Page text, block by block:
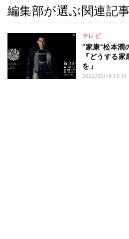
編集部が選ぶ関連記事
テレビ
“家康”松本潤
『どうする
を」
2023/05/19 12:51